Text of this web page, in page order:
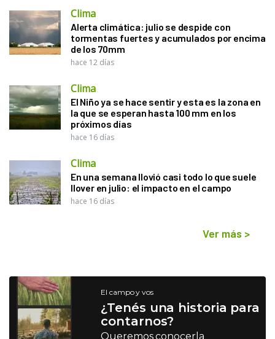
Clima
Alerta climática: julio se despide con
tormentas fuertes y acumulados por encima
de los 70mm
hace 12 días
Clima
El Niño ya se hace sentir y esta es la zona en
la que se esperan hasta 100 mm en los
próximos días
hace 16 días
Clima
En una semana llovió casi todo lo que suele
llover en julio: el impacto en el campo
hace 16 días
Ver más >
El campo y vos
¿Tenés una historia para
contarnos?
Queremos conocerla